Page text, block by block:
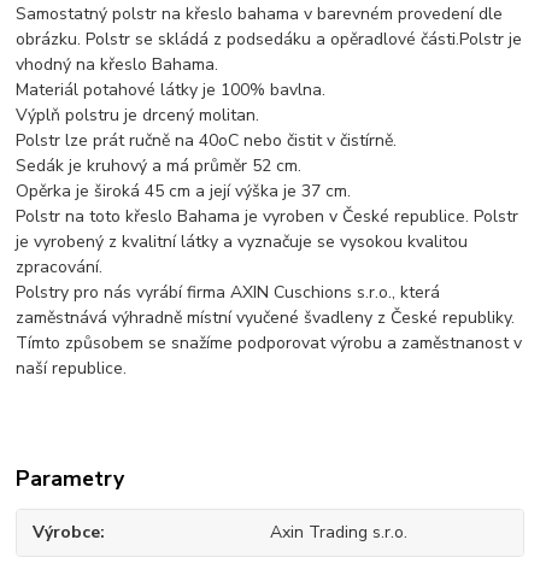
Samostatný polstr na křeslo bahama v barevném provedení dle
obrázku. Polstr se skládá z podsedáku a opěradlové části.Polstr je
vhodný na křeslo Bahama.
Materiál potahové látky je 100% bavlna.
Výplň polstru je drcený molitan.
Polstr lze prát ručně na 40oC nebo čistit v čistírně.
Sedák je kruhový a má průměr 52 cm.
Opěrka je široká 45 cm a její výška je 37 cm.
Polstr na toto křeslo Bahama je vyroben v České republice. Polstr
je vyrobený z kvalitní látky a vyznačuje se vysokou kvalitou
zpracování.
Polstry pro nás vyrábí firma AXIN Cuschions s.r.o., která
zaměstnává výhradně místní vyučené švadleny z České republiky.
Tímto způsobem se snažíme podporovat výrobu a zaměstnanost v
naší republice.
Parametry
Výrobce Axin Trading s.r.o.